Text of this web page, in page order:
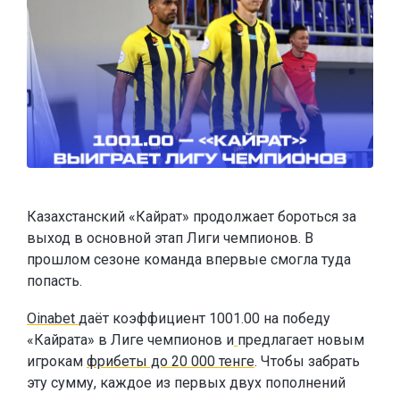
Казахстанский «Кайрат» продолжает бороться за
выход в основной этап Лиги чемпионов. В
прошлом сезоне команда впервые смогла туда
попасть.
Oinabet даёт коэффициент 1001.00 на победу
«Кайрата» в Лиге чемпионов и предлагает новым
игрокам фрибеты до 20 000 тенге. Чтобы забрать
эту сумму, каждое из первых двух пополнений